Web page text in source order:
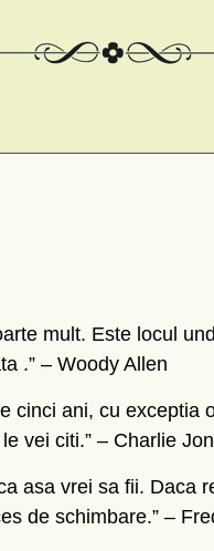
mult. Este locul
.” – Woody Allen
cinci ani, cu exceptia
vei citi.” – Charlie
asa vrei sa fii. Daca
de schimbare.” –